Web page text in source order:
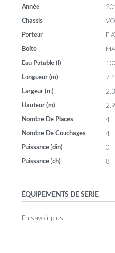
Année
Chassis
Porteur
Boîte
Eau Potable (l)
Longueur (m)
Largeur (m)
Hauteur (m)
Nombre De Places 4
Nombre De Couchages 4
Puissance (din) 0
Puissance (ch) 8
ÉQUIPEMENTS DE SERIE
En savoir plus